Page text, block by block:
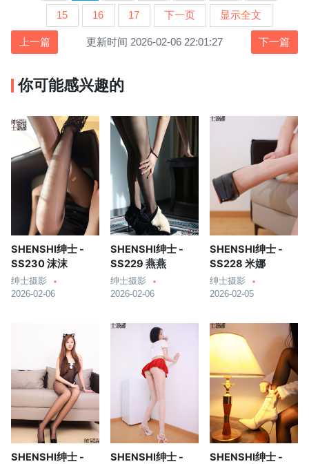
15 16 17 下一页 显示全文
上一篇 更新时间 2026-02-06 22:01:27 下一篇
你可能感兴趣的
SHENSHI绅士 -
SS230 沫沫
绅士摄影
2026-02-06
SHENSHI绅士 -
SS229 燕燕
绅士摄影
2026-02-06
SHENSHI绅士 -
SS228 米娜
绅士摄影
2026-02-05
SHENSHI绅士 -
SHENSHI绅士 -
SHENSHI绅士 -